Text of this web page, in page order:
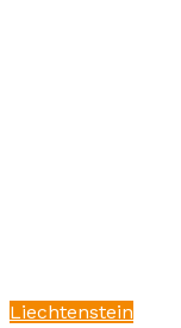
Liechtenstein